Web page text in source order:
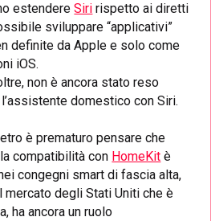
estendereSiri rispetto ai diretti
sviluppare “applicativi”
definite da Apple e solo come
iOS.
non è ancora stato reso
domestico con Siri.
è prematuro pensare che
compatibilità con HomeKit è
congegni smart di fascia alta,
mercato degli Stati Uniti che è
ha ancora un ruolo